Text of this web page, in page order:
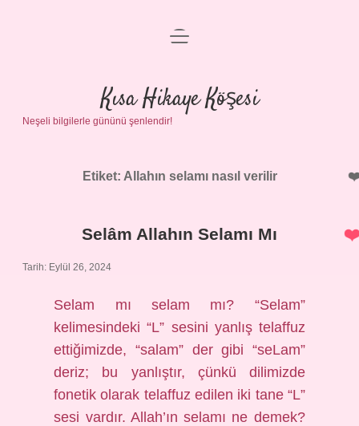
Anasayfa
Gizlilik Politikası
Yasal Uyarı
menüyü
Kısa Hikaye Köşesi
Neşeli bilgilerle gününü şenlendir!
Etiket: Allahın selamı nasıl verilir
Selâm Allahın Selamı Mı
Tarih: Eylül 26, 2024
Selam mı selam mı? “Selam”
kelimesindeki “L” sesini yanlış telaffuz
ettiğimizde, “salam” der gibi “seLam”
deriz; bu yanlıştır, çünkü dilimizde
fonetik olarak telaffuz edilen iki tane “L”
sesi vardır. Allah’ın selamı ne demek?